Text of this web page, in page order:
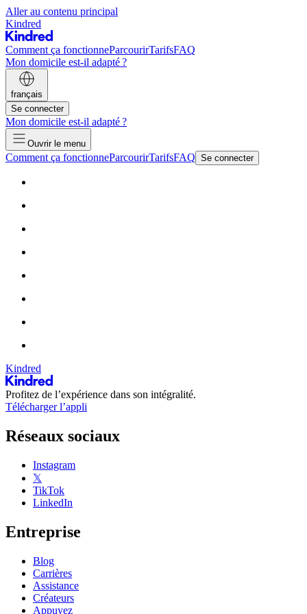
Aller au contenu principal
Kindred
Comment ça fonctionneParcourirTarifsFAQ
Mon domicile est-il adapté ?
français
Se connecter
Mon domicile est-il adapté ?
Ouvrir le menu
Comment ça fonctionneParcourirTarifsFAQ Se connecter
Kindred
Profitez de l’expérience dans son intégralité.
Télécharger l’appli
Réseaux sociaux
Instagram
𝕏
TikTok
LinkedIn
Entreprise
Blog
Carrières
Assistance
Créateurs
Appuyez